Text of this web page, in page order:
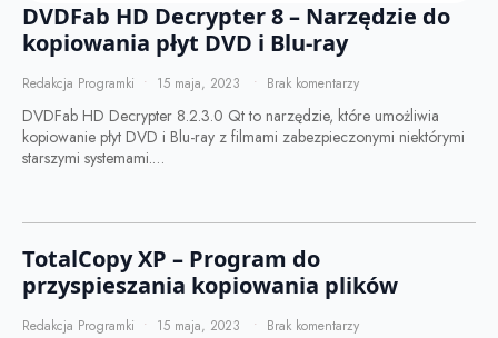
DVDFab HD Decrypter 8 – Narzędzie do
kopiowania płyt DVD i Blu-ray
Redakcja Programki 15 maja, 2023 Brak komentarzy
DVDFab HD Decrypter 8.2.3.0 Qt to narzędzie, które umożliwia
kopiowanie płyt DVD i Blu-ray z filmami zabezpieczonymi niektórymi
starszymi systemami.…
TotalCopy XP – Program do
przyspieszania kopiowania plików
Redakcja Programki 15 maja, 2023 Brak komentarzy